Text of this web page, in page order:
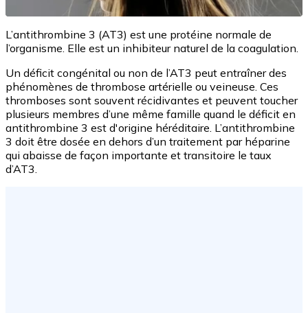
L’antithrombine 3 (AT3) est une protéine normale de
l’organisme. Elle est un inhibiteur naturel de la coagulation.
Un déficit congénital ou non de l’AT3 peut entraîner des
phénomènes de thrombose artérielle ou veineuse. Ces
thromboses sont souvent récidivantes et peuvent toucher
plusieurs membres d’une même famille quand le déficit en
antithrombine 3 est d'origine héréditaire. L’antithrombine
3 doit être dosée en dehors d’un traitement par héparine
qui abaisse de façon importante et transitoire le taux
d’AT3.